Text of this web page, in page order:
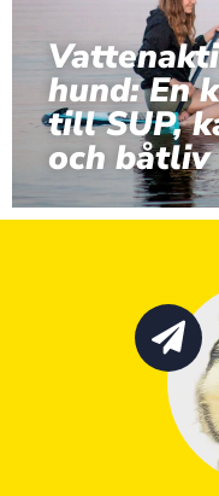
hund: En
till SUP,
och båtliv